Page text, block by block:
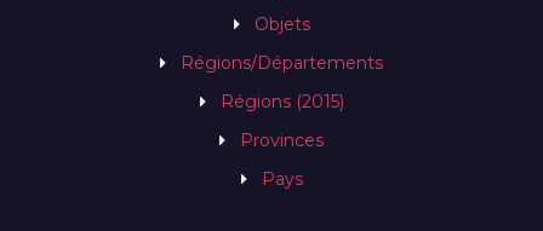
Objets
Régions/Départements
Régions (2015)
Provinces
Pays